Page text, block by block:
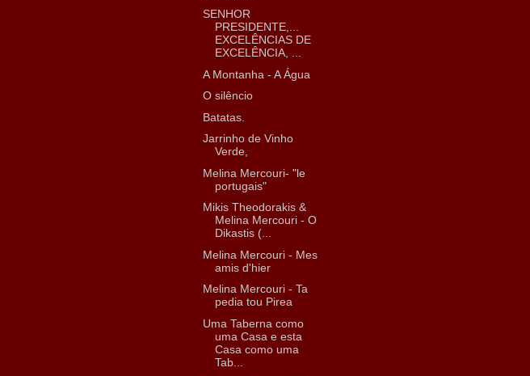
SENHOR
PRESIDENTE,...
EXCELÊNCIAS DE
EXCELÊNCIA, ...
A Montanha - A Água
O silêncio
Batatas.
Jarrinho de Vinho
Verde,
Melina Mercouri- "le
portugais"
Mikis Theodorakis &
Melina Mercouri - O
Dikastis (...
Melina Mercouri - Mes
amis d'hier
Melina Mercouri - Ta
pedia tou Pirea
Uma Taberna como
uma Casa e esta
Casa como uma
Tab...